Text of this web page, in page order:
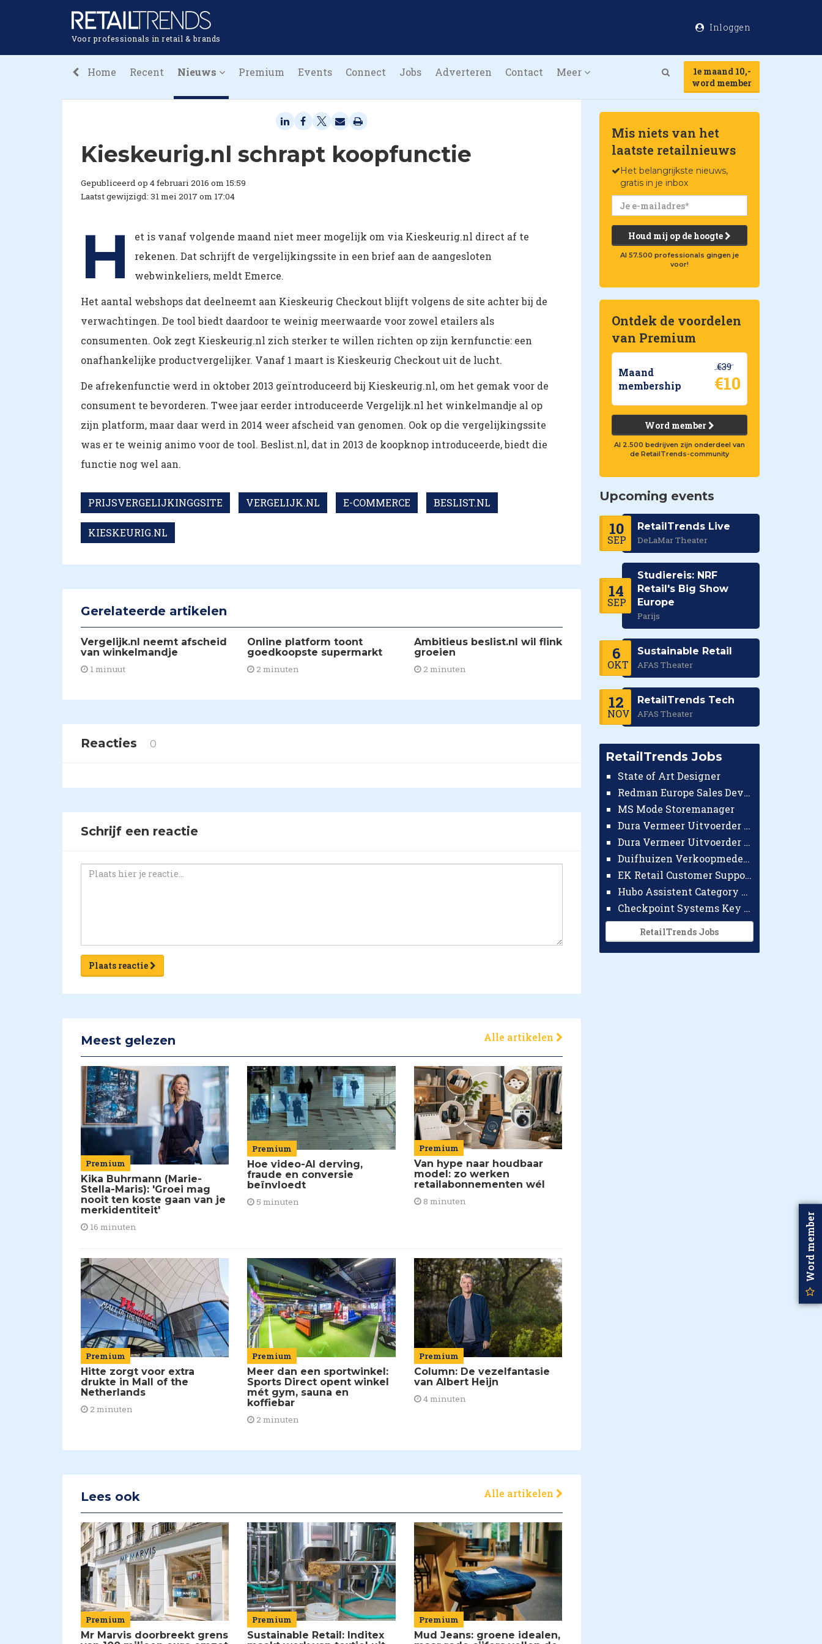
Voor professionals in retail & brands
Inloggen
Home Recent Nieuws Premium Events Connect Jobs Adverteren Contact Meer
1e maand 10,-
word member
Kieskeurig.nl schrapt koopfunctie
Gepubliceerd op 4 februari 2016 om 15:59
Laatst gewijzigd: 31 mei 2017 om 17:04
H
et is vanaf volgende maand niet meer mogelijk om via Kieskeurig.nl direct af te
rekenen. Dat schrijft de vergelijkingssite in een brief aan de aangesloten
webwinkeliers, meldt Emerce.
Het aantal webshops dat deelneemt aan Kieskeurig Checkout blijft volgens de site achter bij de
verwachtingen. De tool biedt daardoor te weinig meerwaarde voor zowel etailers als
consumenten. Ook zegt Kieskeurig.nl zich sterker te willen richten op zijn kernfunctie: een
onafhankelijke productvergelijker. Vanaf 1 maart is Kieskeurig Checkout uit de lucht.
De afrekenfunctie werd in oktober 2013 geïntroduceerd bij Kieskeurig.nl, om het gemak voor de
consument te bevorderen. Twee jaar eerder introduceerde Vergelijk.nl het winkelmandje al op
zijn platform, maar daar werd in 2014 weer afscheid van genomen. Ook op die vergelijkingssite
was er te weinig animo voor de tool. Beslist.nl, dat in 2013 de koopknop introduceerde, biedt die
functie nog wel aan.
PRIJSVERGELIJKINGGSITE VERGELIJK.NL E-COMMERCE BESLIST.NL
KIESKEURIG.NL
Gerelateerde artikelen
Vergelijk.nl neemt afscheid
van winkelmandje
1 minuut
Online platform toont
goedkoopste supermarkt
2 minuten
Ambitieus beslist.nl wil flink
groeien
2 minuten
Reacties 0
Schrijf een reactie
Plaats reactie
Meest gelezen Alle artikelen
Premium
Kika Buhrmann (Marie-
Stella-Maris): 'Groei mag
nooit ten koste gaan van je
merkidentiteit'
16 minuten
Premium
Hoe video-AI derving,
fraude en conversie
beïnvloedt
5 minuten
Premium
Van hype naar houdbaar
model: zo werken
retailabonnementen wél
8 minuten
Premium
Hitte zorgt voor extra
drukte in Mall of the
Netherlands
2 minuten
Premium
Meer dan een sportwinkel:
Sports Direct opent winkel
mét gym, sauna en
koffiebar
2 minuten
Premium
Column: De vezelfantasie
van Albert Heijn
4 minuten
Lees ook Alle artikelen
Premium
Mr Marvis doorbreekt grens
Premium
Sustainable Retail: Inditex
Premium
Mud Jeans: groene idealen,
Mis niets van het
laatste retailnieuws
Het belangrijkste nieuws,
gratis in je inbox
Houd mij op de hoogte
Al 57.500 professionals gingen je
voor!
Ontdek de voordelen
van Premium
Maand
membership
€39
€10
Word member
Al 2.500 bedrijven zijn onderdeel van
de RetailTrends-community
Upcoming events
10
SEP
RetailTrends Live
DeLaMar Theater
14
SEP
Studiereis: NRF
Retail's Big Show
Europe
Parijs
6
OKT
Sustainable Retail
AFAS Theater
12
NOV
RetailTrends Tech
AFAS Theater
RetailTrends Jobs
State of Art Designer
Redman Europe Sales Developer (Europe)
MS Mode Storemanager
Dura Vermeer Uitvoerder GWW Amsterdam
Dura Vermeer Uitvoerder Civiel Nijmegen
Duifhuizen Verkoopmedewerker Ridderkerk
EK Retail Customer Support Omnichannel
Hubo Assistent Category Manager
Checkpoint Systems Key Accountmanager Benelux
RetailTrends Jobs
Word member